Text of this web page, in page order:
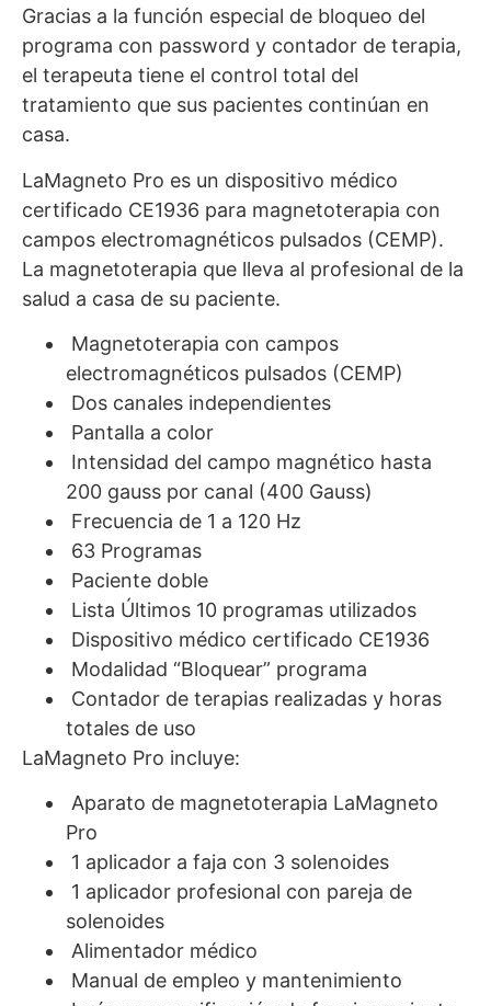
Gracias a la función especial de bloqueo del
programa con password y contador de terapia,
el terapeuta tiene el control total del
tratamiento que sus pacientes continúan en
casa.
LaMagneto Pro es un dispositivo médico
certificado CE1936 para magnetoterapia con
campos electromagnéticos pulsados (CEMP).
La magnetoterapia que lleva al profesional de la
salud a casa de su paciente.
Magnetoterapia con campos
electromagnéticos pulsados (CEMP)
Dos canales independientes
Pantalla a color
Intensidad del campo magnético hasta
200 gauss por canal (400 Gauss)
Frecuencia de 1 a 120 Hz
63 Programas
Paciente doble
Lista Últimos 10 programas utilizados
Dispositivo médico certificado CE1936
Modalidad “Bloquear” programa
Contador de terapias realizadas y horas
totales de uso
LaMagneto Pro incluye:
Aparato de magnetoterapia LaMagneto
Pro
1 aplicador a faja con 3 solenoides
1 aplicador profesional con pareja de
solenoides
Alimentador médico
Manual de empleo y mantenimiento